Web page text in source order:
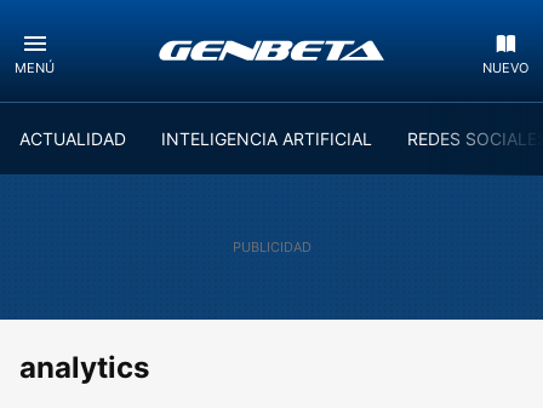
MENÚ NUEVO
ACTUALIDAD INTELIGENCIA ARTIFICIAL REDES
analytics